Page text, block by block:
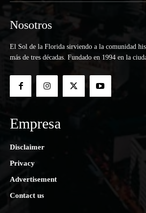
Nosotros
El Sol de la Florida sirviendo a la comunidad
más de tres décadas. Fundado en 1994 en la
Empresa
Disclaimer
Privacy
Advertisement
Contact us